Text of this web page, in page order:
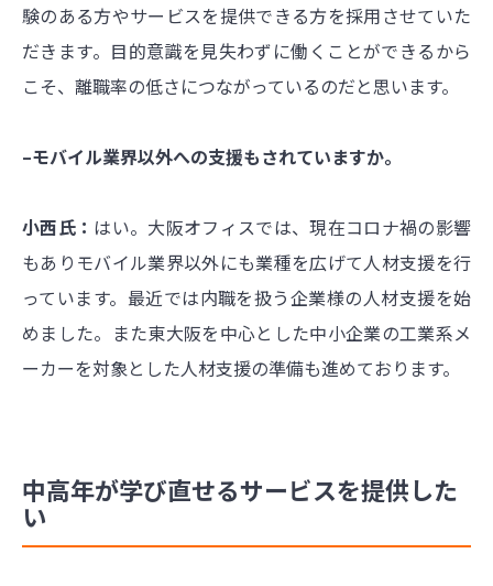
験のある方やサービスを提供できる方を採用させていた
だきます。目的意識を見失わずに働くことができるから
こそ、離職率の低さにつながっているのだと思います。
–モバイル業界以外への支援もされていますか。
小西氏： はい。大阪オフィスでは、現在コロナ禍の影響
もありモバイル業界以外にも業種を広げて人材支援を行
っています。最近では内職を扱う企業様の人材支援を始
めました。また東大阪を中心とした中小企業の工業系メ
ーカーを対象とした人材支援の準備も進めております。
中高年が学び直せるサービスを提供した
い